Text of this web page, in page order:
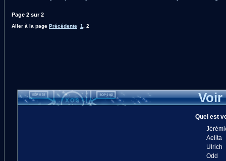
Page 2 sur2
Aller à la page Précédente 1 2
Voir
Quel est
Aelita
Ulrich
Odd